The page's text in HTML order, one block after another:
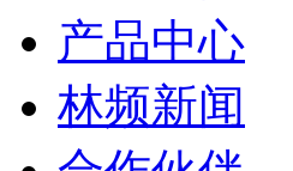
产品中心
林频新闻